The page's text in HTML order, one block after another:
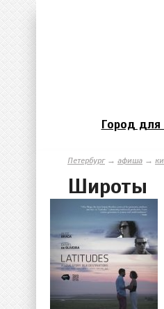
Город для
Петербург→ афиша →
Широты